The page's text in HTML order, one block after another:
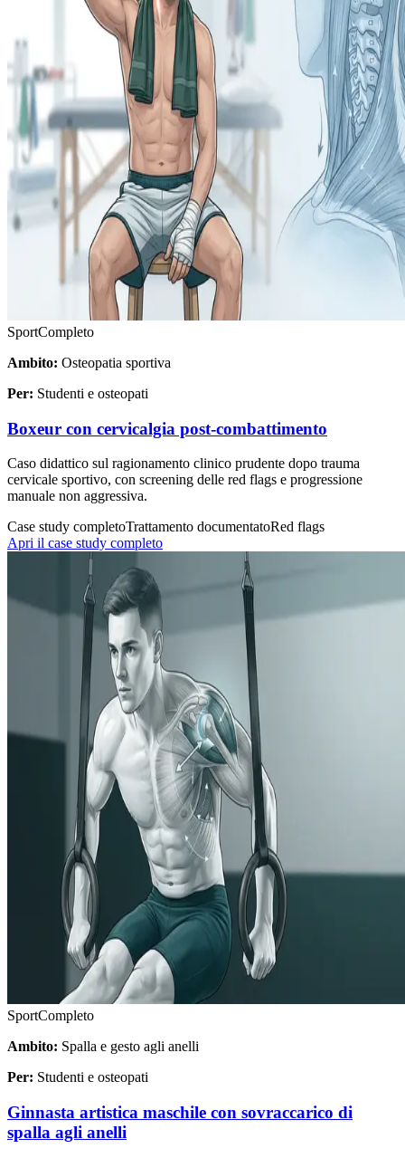
SportCompleto
Ambito: Osteopatia sportiva
Per: Studenti e osteopati
Boxeur con cervicalgia post-combattimento
Caso didattico sul ragionamento clinico prudente dopo trauma
cervicale sportivo, con screening delle red flags e progressione
manuale non aggressiva.
Case study completoTrattamento documentatoRed flags
Apri il case study completo
SportCompleto
Ambito: Spalla e gesto agli anelli
Per: Studenti e osteopati
Ginnasta artistica maschile con sovraccarico di
spalla agli anelli